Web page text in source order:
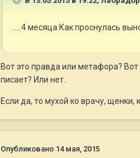
.....4 месяца.Как проснулась
Вот это правда или метафора?
писает? Или нет.
Если да, то мухой ко врачу,
Опубликовано 14 мая, 2015